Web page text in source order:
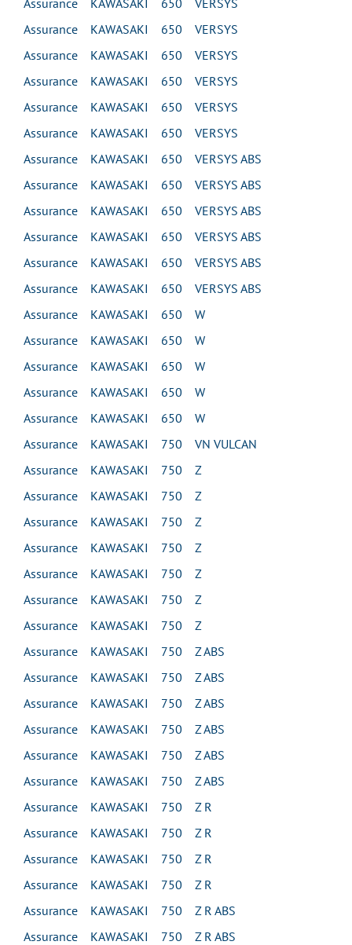
Assurance KAWASAKI 650 VERSYS
Assurance KAWASAKI 650 VERSYS
Assurance KAWASAKI 650 VERSYS
Assurance KAWASAKI 650 VERSYS
Assurance KAWASAKI 650 VERSYS
Assurance KAWASAKI 650 VERSYS
Assurance KAWASAKI 650 VERSYS ABS
Assurance KAWASAKI 650 VERSYS ABS
Assurance KAWASAKI 650 VERSYS ABS
Assurance KAWASAKI 650 VERSYS ABS
Assurance KAWASAKI 650 VERSYS ABS
Assurance KAWASAKI 650 VERSYS ABS
Assurance KAWASAKI 650 W
Assurance KAWASAKI 650 W
Assurance KAWASAKI 650 W
Assurance KAWASAKI 650 W
Assurance KAWASAKI 650 W
Assurance KAWASAKI 750 VN VULCAN
Assurance KAWASAKI 750 Z
Assurance KAWASAKI 750 Z
Assurance KAWASAKI 750 Z
Assurance KAWASAKI 750 Z
Assurance KAWASAKI 750 Z
Assurance KAWASAKI 750 Z
Assurance KAWASAKI 750 Z
Assurance KAWASAKI 750 Z ABS
Assurance KAWASAKI 750 Z ABS
Assurance KAWASAKI 750 Z ABS
Assurance KAWASAKI 750 Z ABS
Assurance KAWASAKI 750 Z ABS
Assurance KAWASAKI 750 Z ABS
Assurance KAWASAKI 750 Z R
Assurance KAWASAKI 750 Z R
Assurance KAWASAKI 750 Z R
Assurance KAWASAKI 750 Z R
Assurance KAWASAKI 750 Z R ABS
Assurance KAWASAKI 750 Z R ABS